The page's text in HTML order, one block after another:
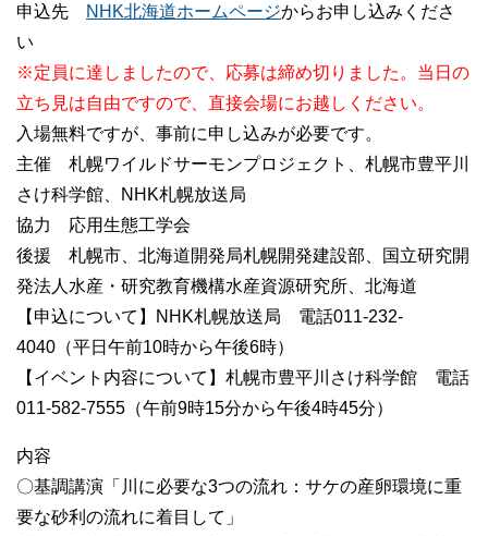
申込先
NHK北海道ホームページからお申し込みくださ
い
※定員に達しましたので、応募は締め切りました。当日の
立ち見は自由ですので、直接会場にお越しください。
入場無料ですが、事前に申し込みが必要です。
主催 札幌ワイルドサーモンプロジェクト、札幌市豊平川
さけ科学館、NHK札幌放送局
協力 応用生態工学会
後援 札幌市、北海道開発局札幌開発建設部、国立研究開
発法人水産・研究教育機構水産資源研究所、北海道
【申込について】NHK札幌放送局 電話011-232-
4040（平日午前10時から午後6時）
【イベント内容について】札幌市豊平川さけ科学館 電話
011-582-7555（午前9時15分から午後4時45分）
内容
〇基調講演「川に必要な3つの流れ：サケの産卵環境に重
要な砂利の流れに着目して」